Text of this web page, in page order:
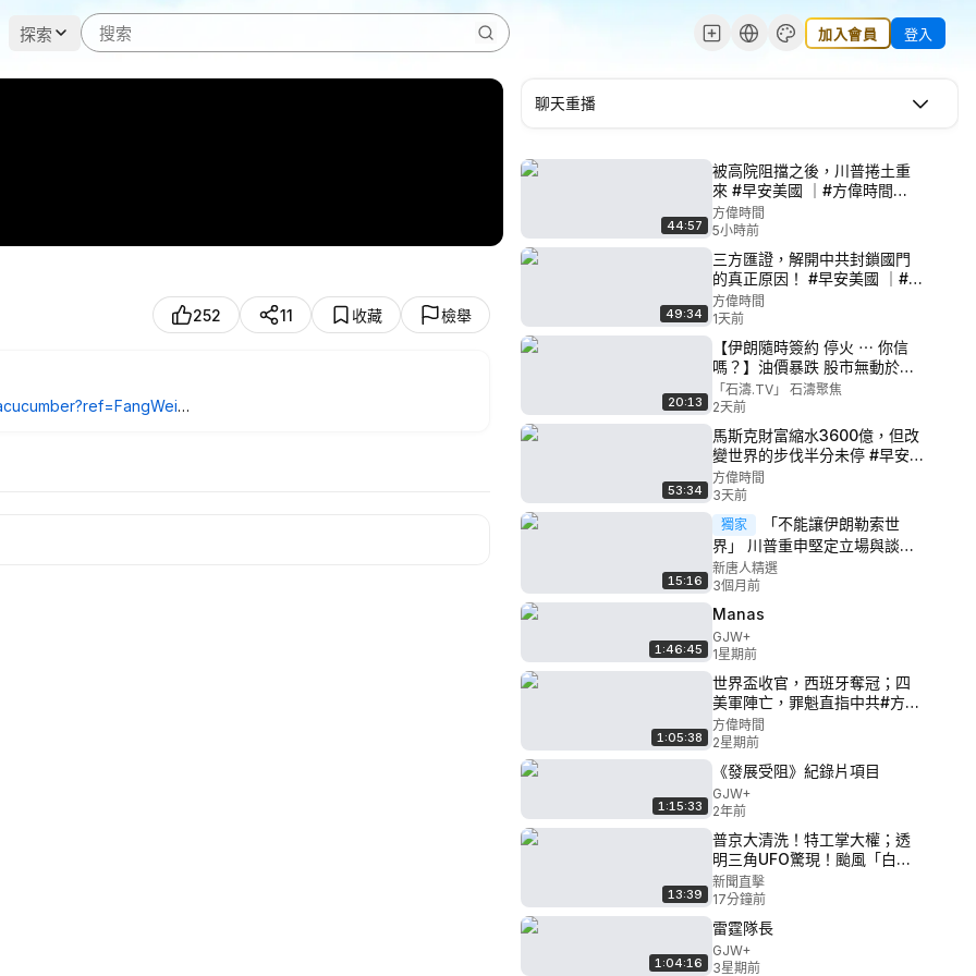
探索 加入會員 登入
252 11 收藏 檢舉
聊天重播
44:57
被高院阻擋之後，川普捲土重
來 #早安美國 ｜#方偉時間
08.07.2026
方偉時間
5小時前
49:34
三方匯證，解開中共封鎖國門
的真正原因！ #早安美國 ｜#方
偉時間 08.06.2026
方偉時間
1天前
20:13
【伊朗隨時簽約 停火 ⋯ 你信
嗎？】油價暴跌 股市無動於衷
⋯ ？（08/05/26）#trump
trump
「石濤.TV」 石濤聚焦
2天前
53:34
馬斯克財富縮水3600億，但改
變世界的步伐半分未停 #早安
美國 ｜#方偉時間
08.04.2026
方偉時間
3天前
15:16
獨家
「不能讓伊朗勒索世
界」 川普重申堅定立場與談判
空間｜中文即時字幕
新唐人精選
3個月前
1:46:45
Manas
GJW+
1星期前
1:05:38
世界盃收官，西班牙奪冠；四
美軍陣亡，罪魁直指中共#方辛
未艾｜#方偉時間 07.19.2026
方偉時間
2星期前
1:15:33
《發展受阻》紀錄片項目
GJW+
2年前
13:39
普京大清洗！特工掌大權；透
明三角UFO驚現！颱風「白海
豚」襲沖繩！航班全停；去美
國更難！這些人的社交帳號也
要查；3年不壞！美軍神奇口袋
披薩|【#新聞直擊】
2026.08.07
新聞直擊
17分鐘前
1:04:16
雷霆隊長
GJW+
3星期前